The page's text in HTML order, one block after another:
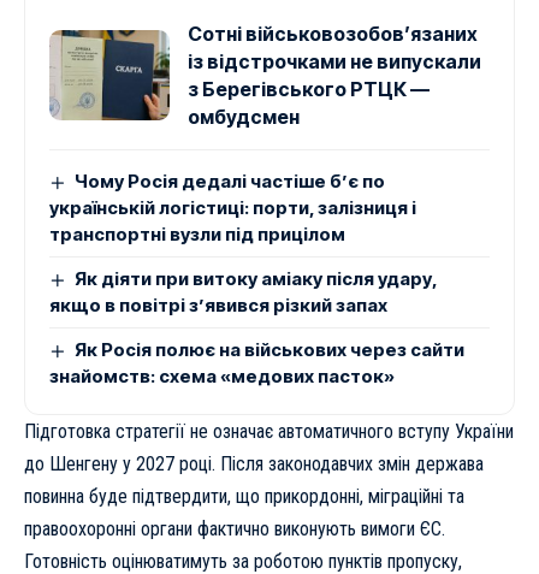
Сотні військовозобов’язаних
із відстрочками не випускали
з Берегівського РТЦК —
омбудсмен
Чому Росія дедалі частіше б’є по
українській логістиці: порти, залізниця і
транспортні вузли під прицілом
Як діяти при витоку аміаку після удару,
якщо в повітрі з’явився різкий запах
Як Росія полює на військових через сайти
знайомств: схема «медових пасток»
Підготовка стратегії не означає автоматичного вступу України
до Шенгену у 2027 році. Після законодавчих змін держава
повинна буде підтвердити, що прикордонні, міграційні та
правоохоронні органи фактично виконують вимоги ЄС.
Готовність оцінюватимуть за роботою пунктів пропуску,